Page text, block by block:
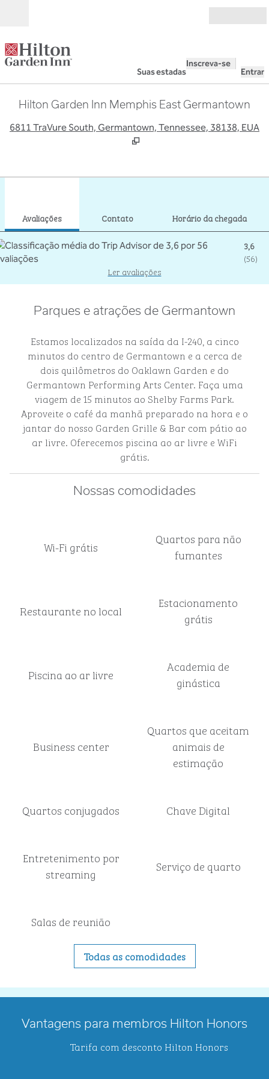
Suas estadas
Inscreva-se
Entrar
Hilton Garden Inn Memphis East Germantown
6811 TraVure South, Germantown, Tennessee, 38138, EUA,
Avaliações Contato Horário da chegada
3,6
(56)
Ler avaliações
Parques e atrações de Germantown
Estamos localizados na saída da I-240, a cinco
minutos do centro de Germantown e a cerca de
dois quilômetros do Oaklawn Garden e do
Germantown Performing Arts Center. Faça uma
viagem de 15 minutos ao Shelby Farms Park.
Aproveite o café da manhã preparado na hora e o
jantar do nosso Garden Grille & Bar com pátio ao
ar livre. Oferecemos piscina ao ar livre e WiFi
grátis.
Nossas comodidades
Wi-Fi grátis
Quartos para não
fumantes
Restaurante no local
Estacionamento
grátis
Piscina ao ar livre
Academia de
ginástica
Business center
Quartos que aceitam
animais de
estimação
Quartos conjugados Chave Digital
Entretenimento por
streaming
Serviço de quarto
Salas de reunião
Todas as comodidades
Vantagens para membros Hilton Honors
Tarifa com desconto Hilton Honors